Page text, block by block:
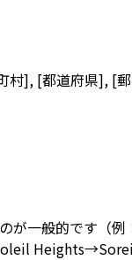
村], [都道府県], [
が一般的です（